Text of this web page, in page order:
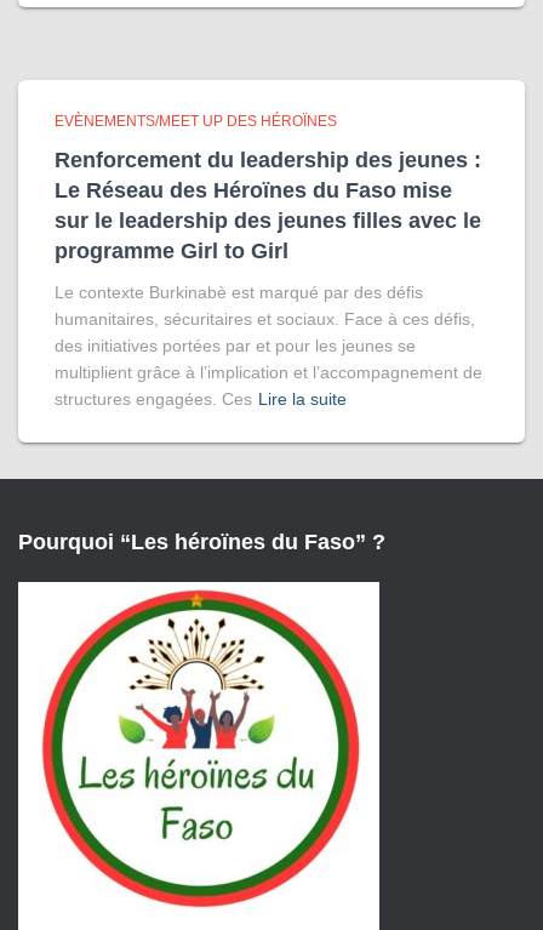
EVÈNEMENTS/MEET UP DES HÉROÏNES
Renforcement du leadership des jeunes :
Le Réseau des Héroïnes du Faso mise
sur le leadership des jeunes filles avec le
programme Girl to Girl
Le contexte Burkinabè est marqué par des défis
humanitaires, sécuritaires et sociaux. Face à ces défis,
des initiatives portées par et pour les jeunes se
multiplient grâce à l’implication et l’accompagnement de
structures engagées. Ces Lire la suite
Pourquoi “Les héroïnes du Faso” ?